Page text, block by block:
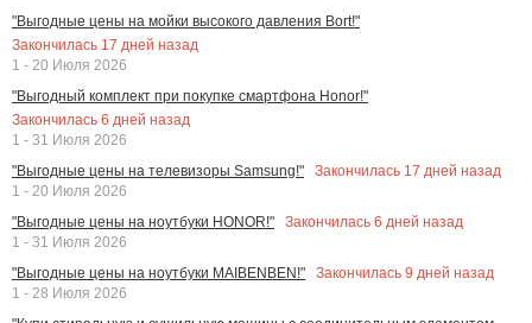
"Выгодные цены на мойки высокого давления Bort!"
Закончилась 17 дней назад
1 - 20 Июля 2026
"Выгодный комплект при покупке смартфона Honor!"
Закончилась 6 дней назад
1 - 31 Июля 2026
"Выгодные цены на телевизоры Samsung!"
Закончилась 17 дней назад
1 - 20 Июля 2026
"Выгодные цены на ноутбуки HONOR!"
Закончилась 6 дней назад
1 - 31 Июля 2026
"Выгодные цены на ноутбуки MAIBENBEN!"
Закончилась 9 дней назад
1 - 28 Июля 2026